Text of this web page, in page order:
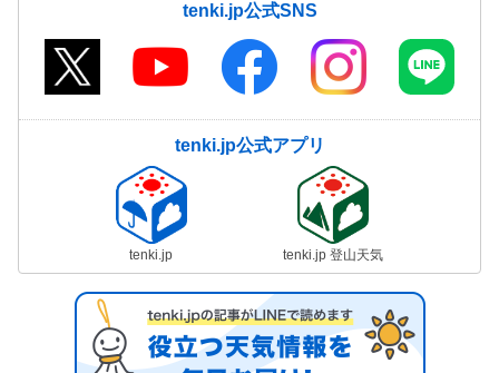
tenki.jp公式SNS
tenki.jp公式アプリ
tenki.jp tenki.jp 登山天気